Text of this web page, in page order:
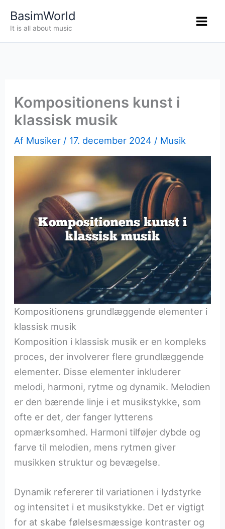
BasimWorld
It is all about music
Kompositionens kunst i
klassisk musik
Af Musiker / 17. december 2024 / Musik
Kompositionens grundlæggende elementer i
klassisk musik
Komposition i klassisk musik er en kompleks
proces, der involverer flere grundlæggende
elementer. Disse elementer inkluderer
melodi, harmoni, rytme og dynamik. Melodien
er den bærende linje i et musikstykke, som
ofte er det, der fanger lytterens
opmærksomhed. Harmoni tilføjer dybde og
farve til melodien, mens rytmen giver
musikken struktur og bevægelse.
Dynamik refererer til variationen i lydstyrke
og intensitet i et musikstykke. Det er vigtigt
for at skabe følelsesmæssige kontraster og